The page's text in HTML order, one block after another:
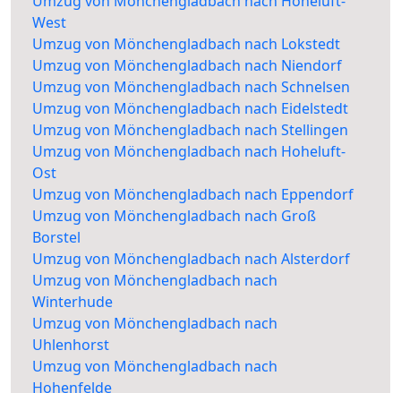
West
Umzug von Mönchengladbach nach Lokstedt
Umzug von Mönchengladbach nach Niendorf
Umzug von Mönchengladbach nach Schnelsen
Umzug von Mönchengladbach nach Eidelstedt
Umzug von Mönchengladbach nach Stellingen
Umzug von Mönchengladbach nach Hoheluft-
Ost
Umzug von Mönchengladbach nach Eppendorf
Umzug von Mönchengladbach nach Groß
Borstel
Umzug von Mönchengladbach nach Alsterdorf
Umzug von Mönchengladbach nach
Winterhude
Umzug von Mönchengladbach nach
Uhlenhorst
Umzug von Mönchengladbach nach
Hohenfelde